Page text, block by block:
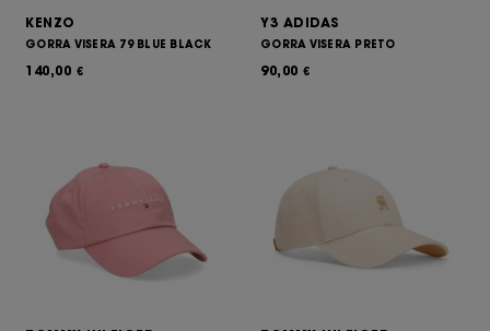
KENZO
GORRA VISERA 79 BLUE BLACK
140,00 €
Y3 ADIDAS
GORRA VISERA PRETO
90,00 €